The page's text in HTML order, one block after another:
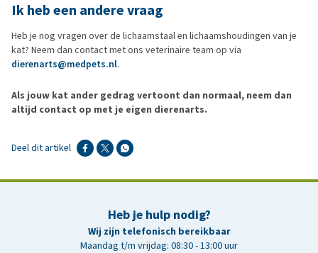
Staart: strak langs het lichaam of onder het lijf geklemd, soms
met minimale bewegingen bij pijnscheuten.
Snorharen: naar achteren getrokken en dicht tegen de wangen
spray verdamper
Ik heb een andere vraag
Heb je nog vragen over de lichaamstaal en lichaamshoudingen van je
kat? Neem dan contact met ons veterinaire team op via
dierenarts@medpets.nl.
Als jouw kat ander gedrag vertoont dan normaal, neem dan
altijd contact op met je eigen dierenarts.
Deel dit artikel
Heb je hulp nodig?
Wij zijn telefonisch bereikbaar
Maandag t/m vrijdag: 08:30 - 13:00 uur